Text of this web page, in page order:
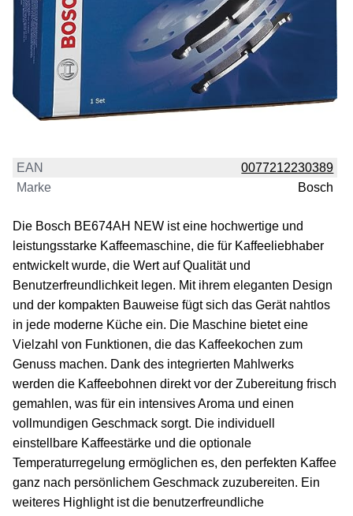
EAN
0077212230389
Marke
Bosch
Die Bosch BE674AH NEW ist eine hochwertige und
leistungsstarke Kaffeemaschine, die für Kaffeeliebhaber
entwickelt wurde, die Wert auf Qualität und
Benutzerfreundlichkeit legen. Mit ihrem eleganten Design
und der kompakten Bauweise fügt sich das Gerät nahtlos
in jede moderne Küche ein. Die Maschine bietet eine
Vielzahl von Funktionen, die das Kaffeekochen zum
Genuss machen. Dank des integrierten Mahlwerks
werden die Kaffeebohnen direkt vor der Zubereitung frisch
gemahlen, was für ein intensives Aroma und einen
vollmundigen Geschmack sorgt. Die individuell
einstellbare Kaffeestärke und die optionale
Temperaturregelung ermöglichen es, den perfekten Kaffee
ganz nach persönlichem Geschmack zuzubereiten. Ein
weiteres Highlight ist die benutzerfreundliche